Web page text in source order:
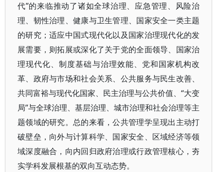
代”的来临推动了诸如全球治理、应急管理、风险治
理、韧性治理、健康与卫生管理、国家安全一类主题
的研究；适应中国式现代化以及国家治理现代化的发
展需要，则拓展或深化了关于党的全面领导、国家治
理现代化、制度基础与治理效能、党和国家机构改
革、政府与市场和社会关系、公共服务与民生改善、
共同富裕与现代化国家、民主治理与公共价值、“大变
局”与全球治理、基层治理、城市治理和社会治理等主
题领域的研究。总的来看，公共管理学呈现出主动打
破壁垒，向外与计算科学、国家安全、区域经济等领
域深度融合，向内回归政府治理或行政管理核心，夯
实学科发展根基的双向互动态势。